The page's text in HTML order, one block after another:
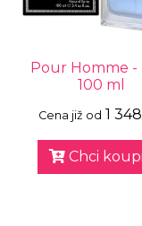
Pour Homme -
100 ml
Cena již od 1
Chci